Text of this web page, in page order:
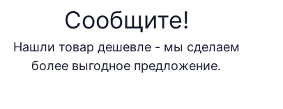
Cообщите!
Нашли товар дешевле - мы сделаем
более выгодное предложение.